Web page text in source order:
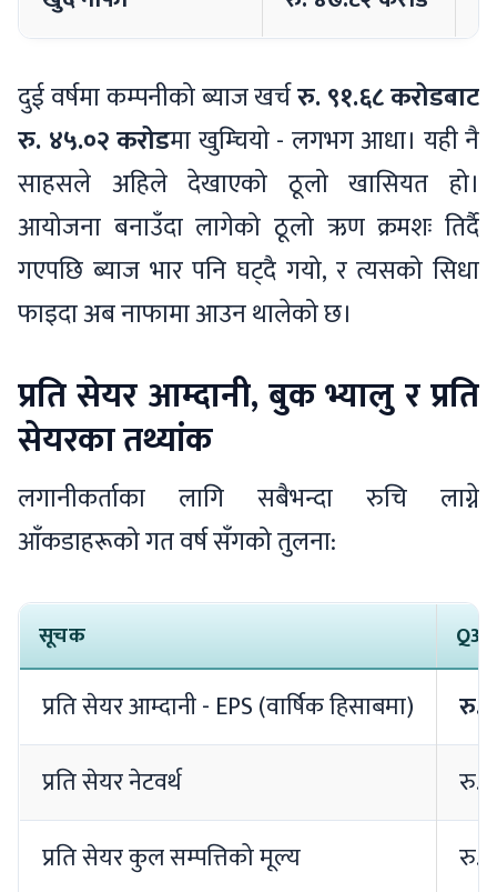
दुई वर्षमा कम्पनीको ब्याज खर्चरु. ९१.६८ करोडबाट
रु. ४५.०२ करोडमा खुम्चियो - लगभग आधा। यही नै
साहसले अहिले देखाएको ठूलो खासियत हो।
आयोजना बनाउँदा लागेको ठूलो ऋण क्रमशः तिर्दै
गएपछि ब्याज भार पनि घट्दै गयो, र त्यसको सिधा
फाइदा अब नाफामा आउन थालेको छ।
प्रति सेयर आम्दानी, बुक भ्यालु र प्रति
सेयरका तथ्यांक
लगानीकर्ताका लागि सबैभन्दा रुचि लाग्ने
आँकडाहरूको गत वर्ष सँगको तुलना:
सूचक Q3
प्रति सेयर आम्दानी - EPS (वार्षिक हिसाबमा)
रु.
प्रति सेयर नेटवर्थ
रु.
प्रति सेयर कुल सम्पत्तिको मूल्य
रु.